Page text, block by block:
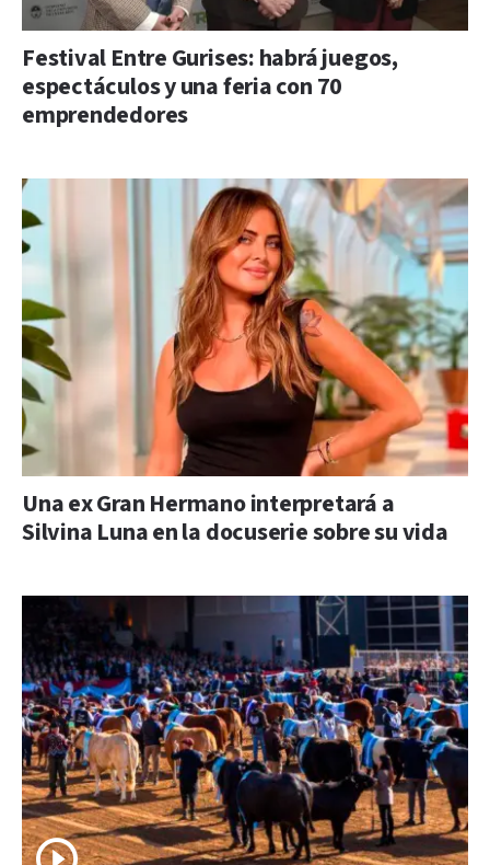
Festival Entre Gurises: habrá juegos,
espectáculos y una feria con 70
emprendedores
Una ex Gran Hermano interpretará a
Silvina Luna en la docuserie sobre su vida